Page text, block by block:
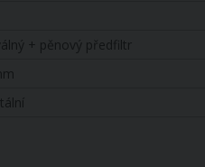
+ pěnový předfiltr